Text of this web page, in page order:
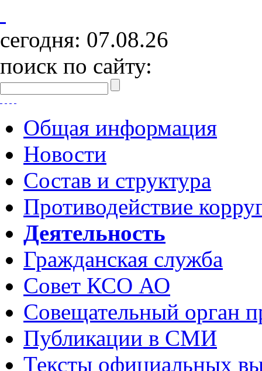
сегодня: 07.08.26
поиск по сайту:
Общая информация
Новости
Состав и структура
Противодействие
Деятельность
Гражданская служба
Совет КСО АО
Совещательный орган
Публикации в СМИ
Тексты официальных